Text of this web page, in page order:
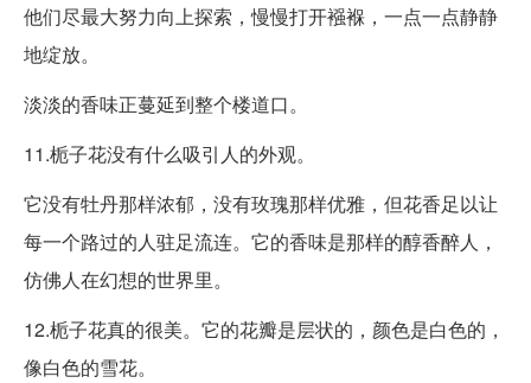
他们尽最大努力向上探索，慢慢打开襁褓，一点一点静静
地绽放。
淡淡的香味正蔓延到整个楼道口。
11.栀子花没有什么吸引人的外观。
它没有牡丹那样浓郁，没有玫瑰那样优雅，但花香足以让
每一个路过的人驻足流连。它的香味是那样的醇香醉人，
仿佛人在幻想的世界里。
12.栀子花真的很美。它的花瓣是层状的，颜色是白色的，
像白色的雪花。